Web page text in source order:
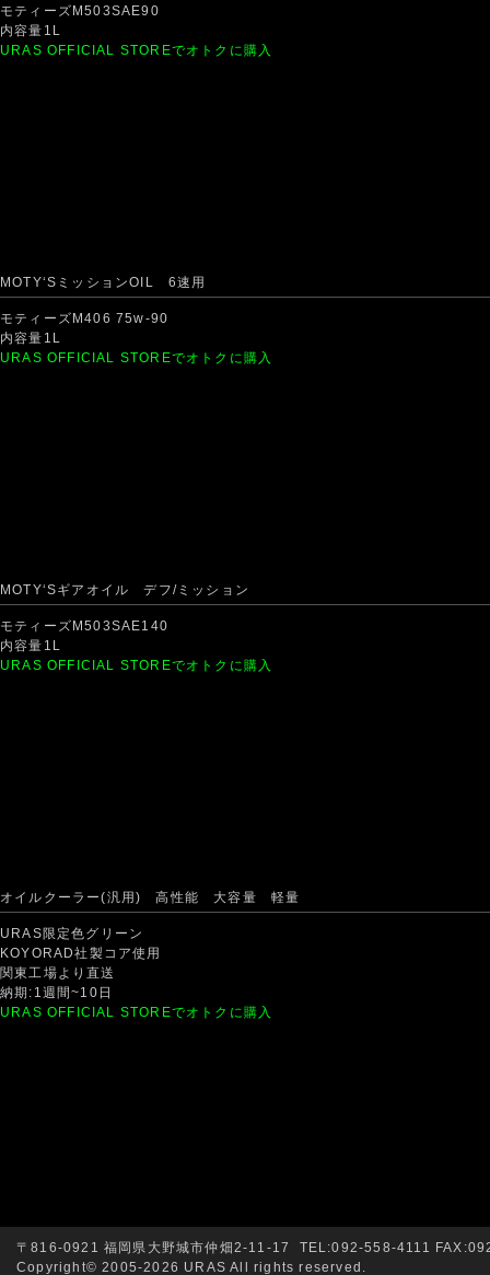
モティーズM503SAE90
内容量1L
URAS OFFICIAL STOREでオトクに購入
MOTY‘SミッションOIL 6速用
モティーズM406 75w-90
内容量1L
URAS OFFICIAL STOREでオトクに購入
MOTY‘Sギアオイル デフ/ミッション
モティーズM503SAE140
内容量1L
URAS OFFICIAL STOREでオトクに購入
オイルクーラー(汎用) 高性能 大容量 軽量
URAS限定色グリーン
KOYORAD社製コア使用
関東工場より直送
納期:1週間~10日
URAS OFFICIAL STOREでオトクに購入
〒816-0921 福岡県大野城市仲畑2-11-17 TEL:092-558-4111
Copyright© 2005-2026 URAS All rights reserved.